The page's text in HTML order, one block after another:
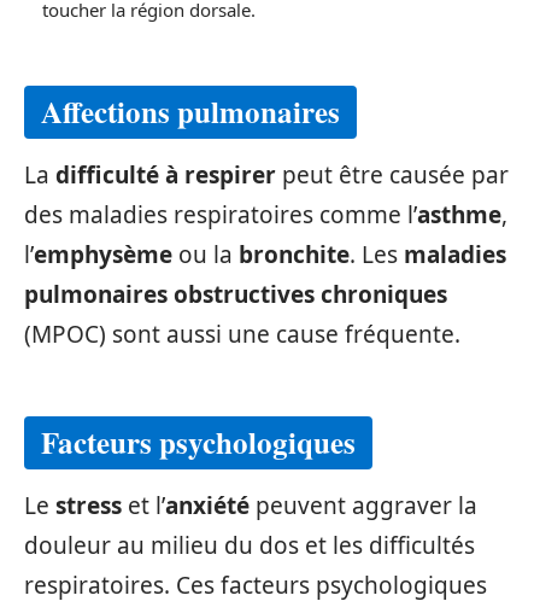
toucher la région dorsale.
Affections pulmonaires
La difficulté à respirer peut être causée par
des maladies respiratoires comme l’asthme,
l’emphysème ou la bronchite. Les maladies
pulmonaires obstructives chroniques
(MPOC) sont aussi une cause fréquente.
Facteurs psychologiques
Le stress et l’anxiété peuvent aggraver la
douleur au milieu du dos et les difficultés
respiratoires. Ces facteurs psychologiques